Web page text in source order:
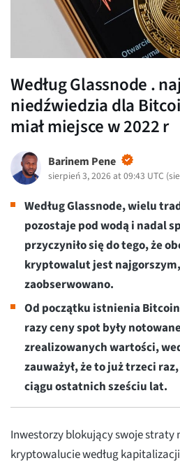
Według Glassnode .
niedźwiedzia dla
miał miejsce w 2022 r
Barinem Pene
sierpień 3, 2026 at 09:43 UTC (
Według Glassnode, wielu
pozostaje pod wodą i nadal
przyczyniło się do tego, że
kryptowalut jest
zaobserwowano.
Od początku istnienia
razy ceny spot były
zrealizowanych wartości,
zauważył, że to już trzeci
ciągu ostatnich sześciu lat.
Inwestorzy blokujący swoje straty
kryptowalucie według